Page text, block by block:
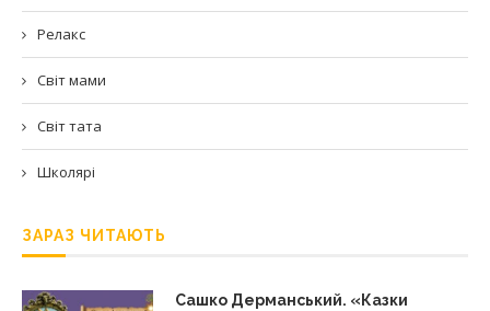
Релакс
Світ мами
Світ тата
Школярі
ЗАРАЗ ЧИТАЮТЬ
Сашко Дерманський. «Казки